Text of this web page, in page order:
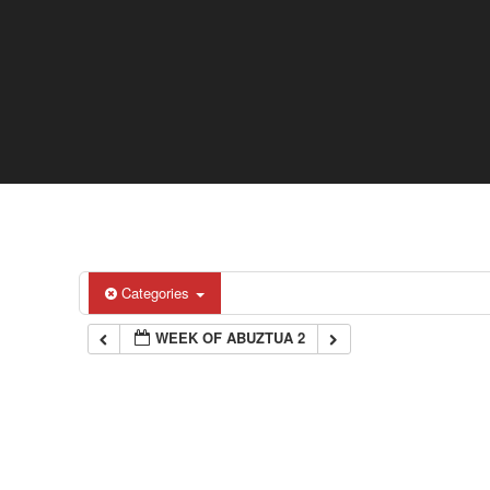
Categories
WEEK OF ABUZTUA 2